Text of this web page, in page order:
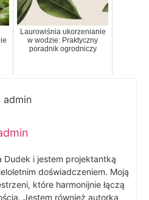
Laurowiśnia ukorzenianie
w wodzie: Praktyczny
poradnik ogrodniczy
Dudek i jestem projektantką
doświadczeniem. Moją
które harmonijnie łączą
Jestem również autorką